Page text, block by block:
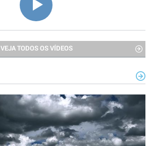
VEJA TODOS OS VÍDEOS